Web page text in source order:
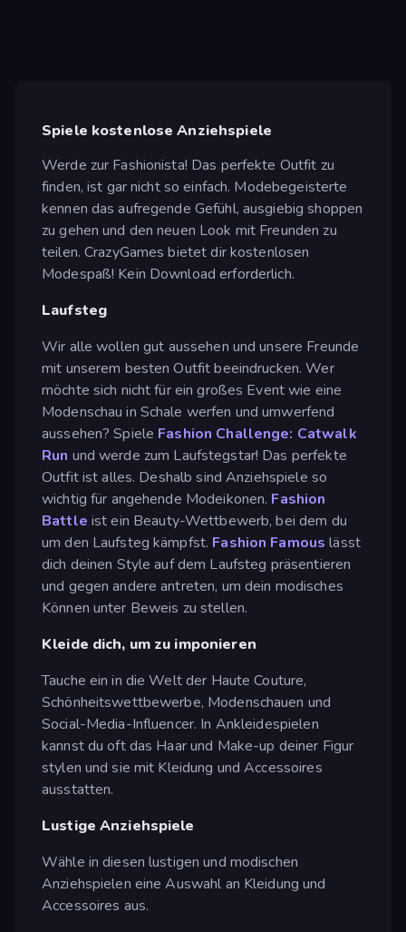
Spiele kostenlose Anziehspiele
Werde zur Fashionista! Das perfekte Outfit zu
finden, ist gar nicht so einfach. Modebegeisterte
kennen das aufregende Gefühl, ausgiebig shoppen
zu gehen und den neuen Look mit Freunden zu
teilen. CrazyGames bietet dir kostenlosen
Modespaß! Kein Download erforderlich.
Laufsteg
Wir alle wollen gut aussehen und unsere Freunde
mit unserem besten Outfit beeindrucken. Wer
möchte sich nicht für ein großes Event wie eine
Modenschau in Schale werfen und umwerfend
aussehen? Spiele Fashion Challenge: Catwalk
Run und werde zum Laufstegstar! Das perfekte
Outfit ist alles. Deshalb sind Anziehspiele so
wichtig für angehende Modeikonen. Fashion
Battle ist ein Beauty-Wettbewerb, bei dem du
um den Laufsteg kämpfst. Fashion Famous lässt
dich deinen Style auf dem Laufsteg präsentieren
und gegen andere antreten, um dein modisches
Können unter Beweis zu stellen.
Kleide dich, um zu imponieren
Tauche ein in die Welt der Haute Couture,
Schönheitswettbewerbe, Modenschauen und
Social-Media-Influencer. In Ankleidespielen
kannst du oft das Haar und Make-up deiner Figur
stylen und sie mit Kleidung und Accessoires
ausstatten.
Lustige Anziehspiele
Wähle in diesen lustigen und modischen
Anziehspielen eine Auswahl an Kleidung und
Accessoires aus.